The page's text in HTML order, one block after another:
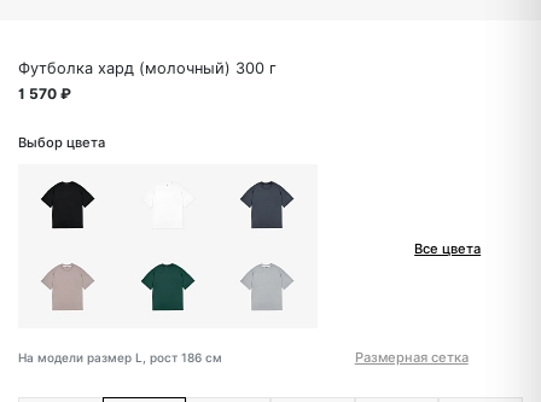
Футболка хард (молочный) 300 г
1 570 ₽
Выбор цвета
Все цвета
На модели размер L, рост 186 см Размерная сетка